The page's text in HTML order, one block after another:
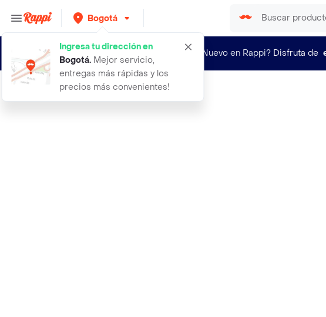
Bogotá
Ingresa tu dirección en
Bogotá. Mejor servicio,
entregas más rápidas y los
precios más convenientes!
¿Nuevo en Rappi? Disfruta de
kuul cure me 2 phase 150ml